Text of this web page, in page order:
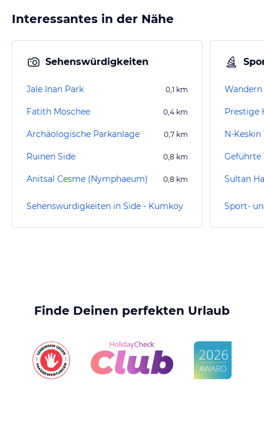
Interessantes in der Nähe
Sehenswürdigkeiten
Jale Inan Park 0,1 km
Fatith Moschee 0,4 km
Archäologische Parkanlage 0,7 km
Ruinen Side 0,8 km
Anitsal Cesme (Nymphaeum) 0,8 km
Sehenswürdigkeiten in Side - Kumköy
Wandern
Prestige
N-Keskin
Sultan
Finde Deinen perfekten Urlaub